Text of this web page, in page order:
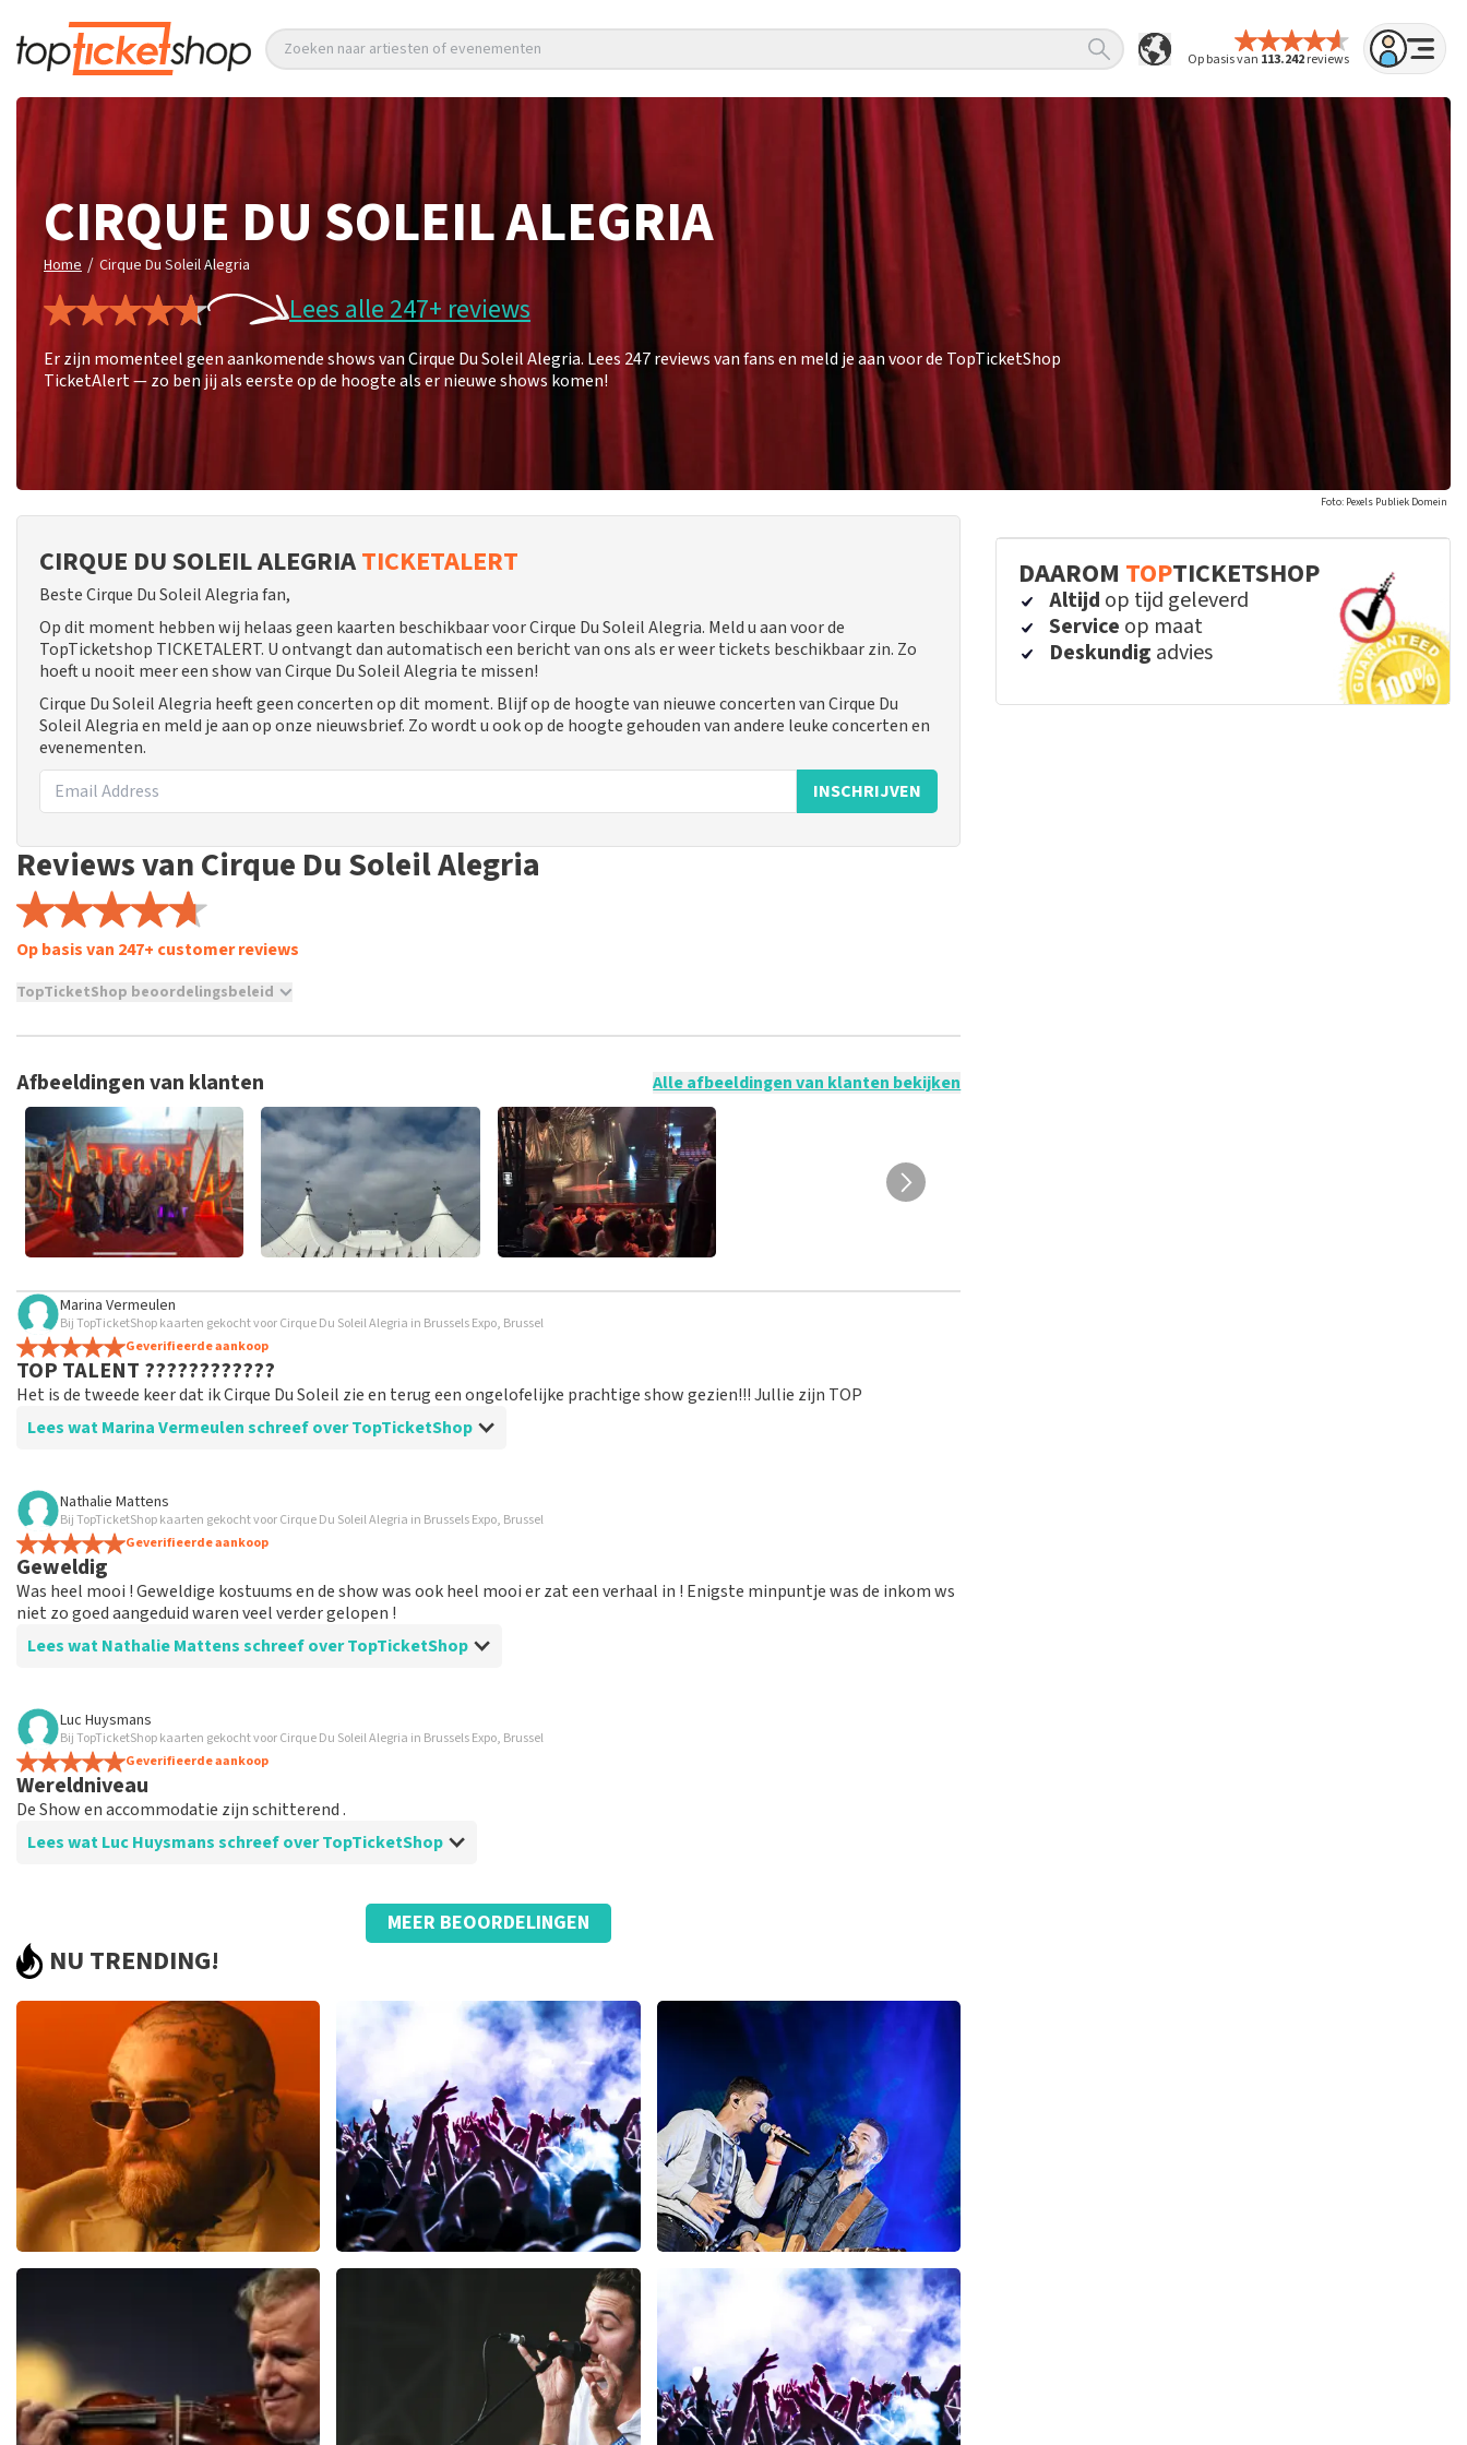
Op basis van 113.242reviews
Zoeken naar artiesten of evenementen
CIRQUE DU SOLEIL ALEGRIA
Home / Cirque Du Soleil Alegria
Lees alle 247+ reviews
Er zijn momenteel geen aankomende shows van Cirque Du Soleil Alegria. Lees 247 reviews van fans en meld je aan voor de TopTicketShop
TicketAlert — zo ben jij als eerste op de hoogte als er nieuwe shows komen!
Foto: Pexels Publiek Domein
CIRQUE DU SOLEIL ALEGRIATICKETALERT
Beste Cirque Du Soleil Alegria fan,
Op dit moment hebben wij helaas geen kaarten beschikbaar voor Cirque Du Soleil Alegria. Meld u aan voor de
TopTicketshop TICKETALERT. U ontvangt dan automatisch een bericht van ons als er weer tickets beschikbaar zin. Zo
hoeft u nooit meer een show van Cirque Du Soleil Alegria te missen!
Cirque Du Soleil Alegria heeft geen concerten op dit moment. Blijf op de hoogte van nieuwe concerten van Cirque Du
Soleil Alegria en meld je aan op onze nieuwsbrief. Zo wordt u ook op de hoogte gehouden van andere leuke concerten en
evenementen.
INSCHRIJVEN
Reviews van Cirque Du Soleil Alegria
Op basis van 247+ customer reviews
TopTicketShop beoordelingsbeleid
TopTicketShop verzamelt reviews van echte klanten. Het is niet mogelijk om een review achter te laten als je geen tickets
weken duren voordat een review wordt geplaatst.
Afbeeldingen van klanten Alle afbeeldingen van klanten bekijken
Marina Vermeulen
Bij TopTicketShop kaarten gekocht voor Cirque Du Soleil Alegria in Brussels Expo, Brussel
Geverifieerde aankoop
TOP TALENT ????????????
Het is de tweede keer dat ik Cirque Du Soleil zie en terug een ongelofelijke prachtige show gezien!!! Jullie zijn TOP
Lees wat Marina Vermeulen schreef over TopTicketShop
Beoordeling van Marina Vermeulen over
Uiteindelijk was de communicatie oké
De prijs voor de plaats is correct
Nathalie Mattens
Bij TopTicketShop kaarten gekocht voor Cirque Du Soleil Alegria in Brussels Expo, Brussel
Geverifieerde aankoop
Geweldig
Was heel mooi ! Geweldige kostuums en de show was ook heel mooi er zat een verhaal in ! Enigste minpuntje was de inkom ws
niet zo goed aangeduid waren veel verder gelopen !
Lees wat Nathalie Mattens schreef over TopTicketShop
Beoordeling van Nathalie Mattens over
Geweldig
Luc Huysmans
Bij TopTicketShop kaarten gekocht voor Cirque Du Soleil Alegria in Brussels Expo, Brussel
Geverifieerde aankoop
Wereldniveau
De Show en accommodatie zijn schitterend .
Lees wat Luc Huysmans schreef over TopTicketShop
TopTicketShop
Stipte service
MEER BEOORDELINGEN
NU TRENDING!
BESTEL NU
Clouseau
laatste 30 minuten
BESTEL NU
DAAROM TOPTICKETSHOP
Altijd op tijd geleverd
Service op maat
Deskundig advies